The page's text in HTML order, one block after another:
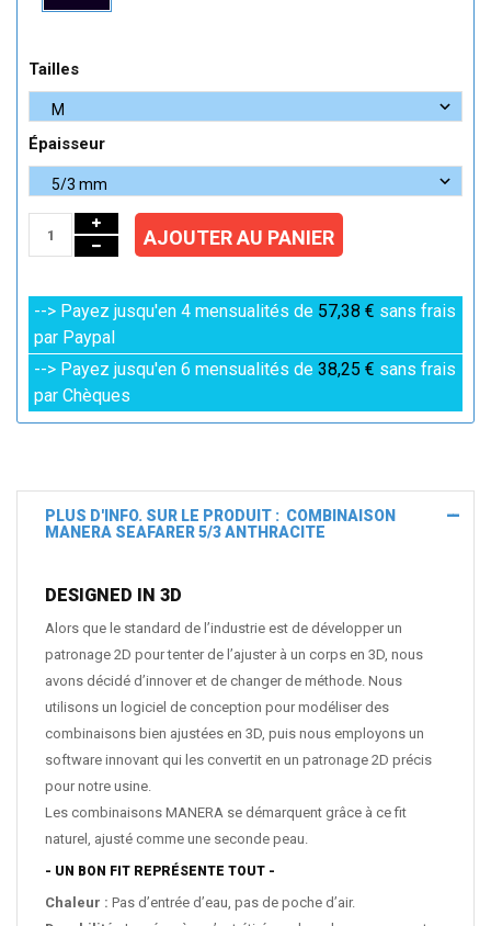
Tailles
Épaisseur
AJOUTER AU PANIER
--> Payez jusqu'en 4 mensualités de 57,38 € sans frais
par Paypal
--> Payez jusqu'en 6 mensualités de 38,25 € sans frais
par Chèques
PLUS D'INFO. SUR LE PRODUIT : COMBINAISON
MANERA SEAFARER 5/3 ANTHRACITE
DESIGNED IN 3D
Alors que le standard de l’industrie est de développer un
patronage 2D pour tenter de l’ajuster à un corps en 3D, nous
avons décidé d’innover et de changer de méthode. Nous
utilisons un logiciel de conception pour modéliser des
combinaisons bien ajustées en 3D, puis nous employons un
software innovant qui les convertit en un patronage 2D précis
pour notre usine.
Les combinaisons MANERA se démarquent grâce à ce fit
naturel, ajusté comme une seconde peau.
- UN BON FIT REPRÉSENTE TOUT -
Chaleur : Pas d’entrée d’eau, pas de poche d’air.